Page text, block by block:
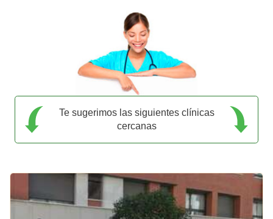
Te sugerimos las siguientes clínicas
cercanas